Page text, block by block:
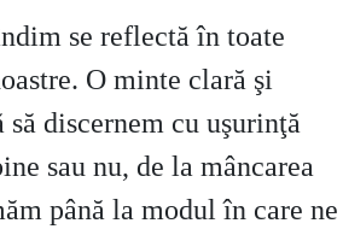
se reflectă în toate
O minte clară şi
să discernem cu uşurinţă
sau nu, de la mâncarea
până la modul în care ne